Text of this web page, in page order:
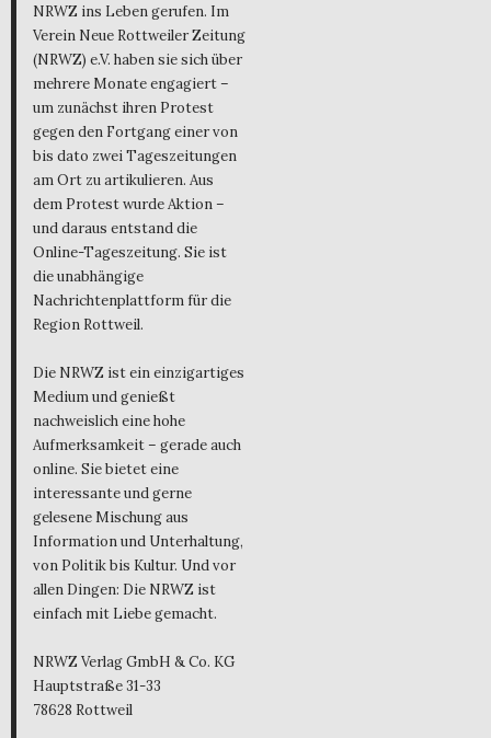
NRWZ ins Leben gerufen. Im
Verein Neue Rottweiler Zeitung
(NRWZ) e.V. haben sie sich über
mehrere Monate engagiert –
um zunächst ihren Protest
gegen den Fortgang einer von
bis dato zwei Tageszeitungen
am Ort zu artikulieren. Aus
dem Protest wurde Aktion –
und daraus entstand die
Online-Tageszeitung. Sie ist
die unabhängige
Nachrichtenplattform für die
Region Rottweil.
Die NRWZ ist ein einzigartiges
Medium und genießt
nachweislich eine hohe
Aufmerksamkeit – gerade auch
online. Sie bietet eine
interessante und gerne
gelesene Mischung aus
Information und Unterhaltung,
von Politik bis Kultur. Und vor
allen Dingen: Die NRWZ ist
einfach mit Liebe gemacht.
NRWZ Verlag GmbH & Co. KG
Hauptstraße 31-33
78628 Rottweil